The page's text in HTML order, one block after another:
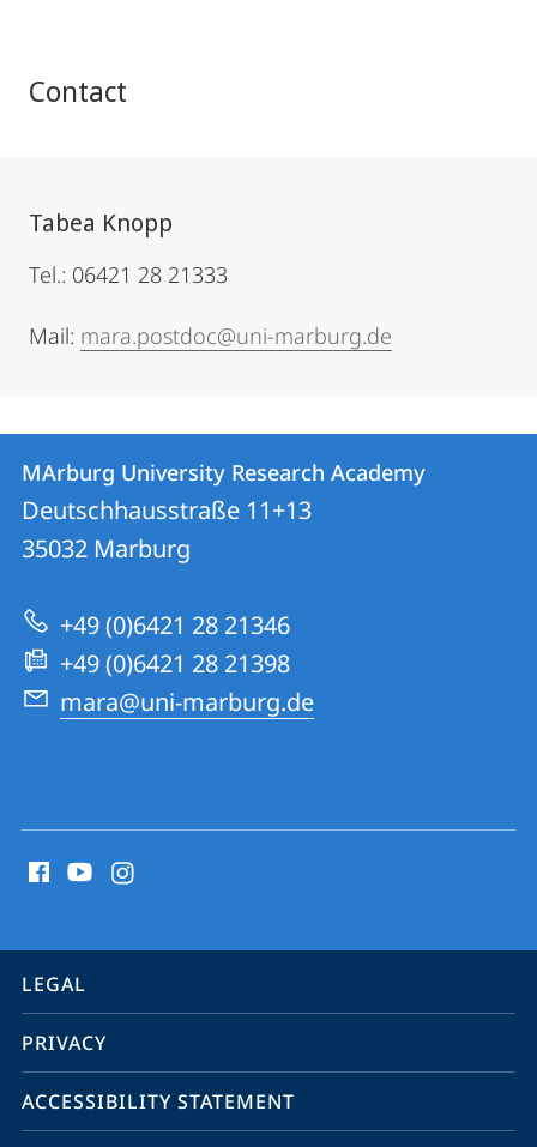
Contact
Tabea Knopp
Tel.: 06421 28 21333
Mail: mara.postdoc@uni-marburg.de
Contact
Contact
details
MArburg
University
Research
Academy
MArburg University Research Academy
Deutschhausstraße 11+13
35032 Marburg
+49 (0)6421 28 21346
+49 (0)6421 28 21398
mara@uni-marburg.de
media
information
service
navigation
LEGAL
PRIVACY
ACCESSIBILITY STATEMENT